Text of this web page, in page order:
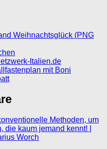
Weihnachtsglück (PNG
Italien.de
mit Boni
Methoden, um
kaum jemand kennt! |
Worch